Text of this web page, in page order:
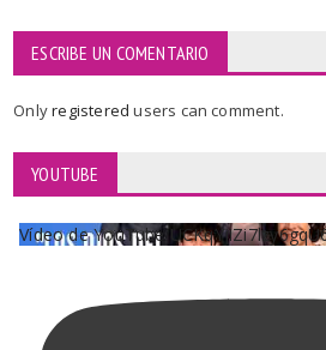
ESCRIBE UN COMENTARIO
Onlyregisteredusers can comment.
YOUTUBE
Vídeo de YouTube